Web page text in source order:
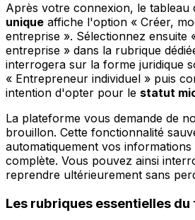
Après votre connexion, le tableau
unique affiche l'option « Créer,
entreprise ». Sélectionnez ensuite
entreprise » dans la rubrique
interrogera sur la forme juridique
« Entrepreneur individuel » puis
intention d'opter pour le statut
La plateforme vous demande de
brouillon. Cette fonctionnalité
automatiquement vos
complète. Vous pouvez ainsi
reprendre ultérieurement sans
Les rubriques essentielles